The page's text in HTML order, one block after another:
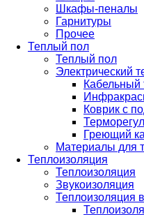
Шкафы-пеналы
Гарнитуры
Прочее
Теплый пол
Теплый пол
Электрический
Кабельный
Коврик с
Греющий
Материалы для
Теплоизоляция
Теплоизоляция
Звукоизоляция
Теплоизоляция